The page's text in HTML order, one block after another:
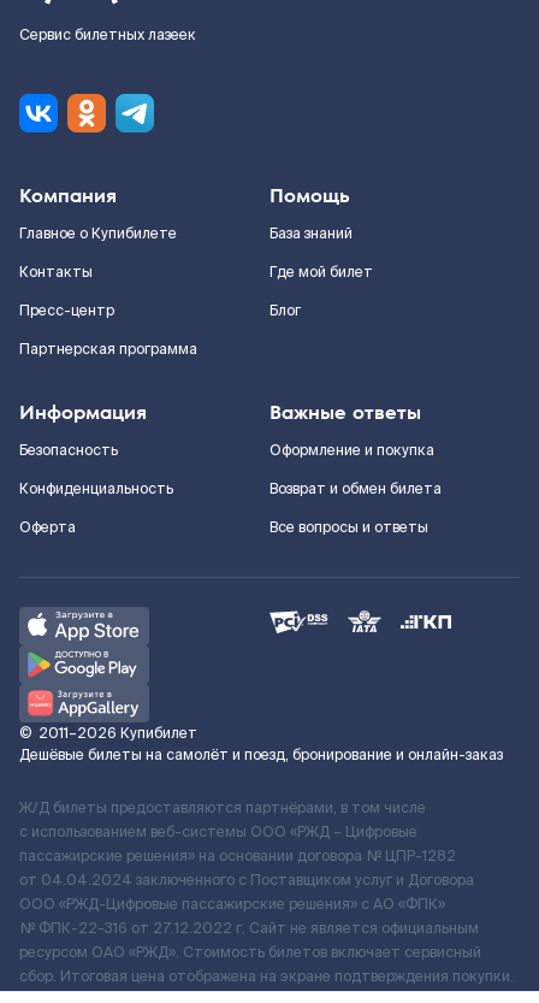
Сервис билетных лазеек
Компания
Главное о Купибилете
Контакты
Пресс-центр
Партнерская программа
Помощь
База знаний
Где мой билет
Блог
Информация
Безопасность
Конфиденциальность
Оферта
Важные ответы
Оформление и покупка
Возврат и обмен билета
Все вопросы и ответы
© 2011–2026 Купибилет
Дешёвые билеты на самолёт и поезд, бронирование и онлайн-заказ
Ж/Д билеты предоставляются партнёрами, в том числе
с использованием веб-системы ООО «РЖД – Цифровые
пассажирские решения» на основании договора № ЦПР-1282
от 04.04.2024 заключенного с Поставщиком услуг и Договора
ООО «РЖД-Цифровые пассажирские решения» c АО «ФПК»
№ ФПК-22-316 от 27.12.2022 г. Сайт не является официальным
ресурсом ОАО «РЖД». Стоимость билетов включает сервисный
сбор. Итоговая цена отображена на экране подтверждения покупки.